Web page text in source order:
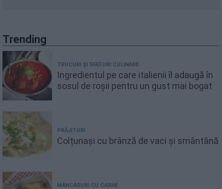
Trending
TRUCURI ȘI SFATURI CULINARE
Ingredientul pe care italienii îl adaugă în
sosul de roșii pentru un gust mai bogat
PRĂJITURI
Colțunași cu brânză de vaci și smântână
MÂNCĂRURI CU CARNE